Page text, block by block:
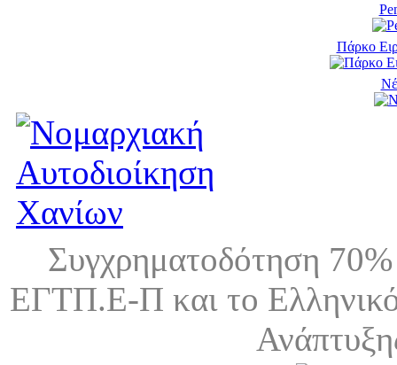
Πάρκο
Συγχρηματοδότηση
ΕΓΤΠ.Ε-Π και το